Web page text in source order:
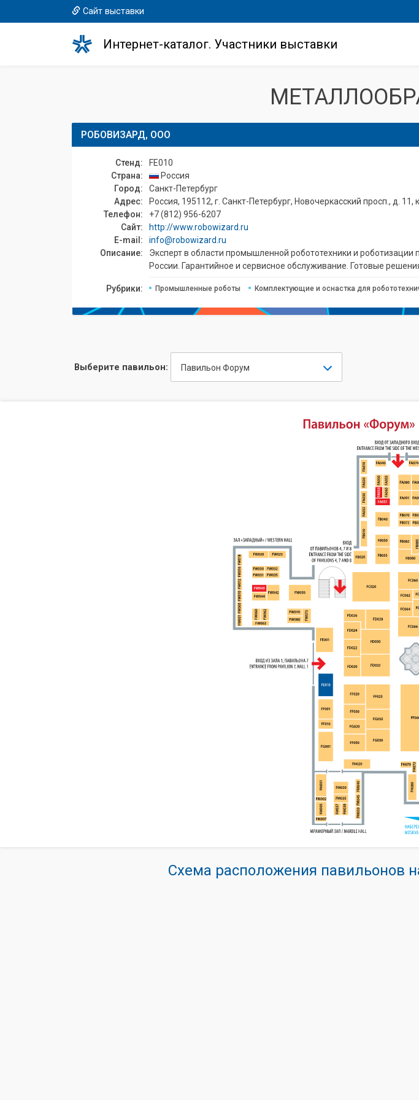
Сайт выставки
Интернет-каталог. Участники выставки
РОБОВИЗАРД, ООО
Стенд:
FE010
Страна:
Россия
Город:
Санкт-Петербург
Адрес:
Россия, 195112, г. Санкт-Петербург, Новочеркасский просп., д. 11,
Телефон:
+7 (812) 956-6207
Сайт:
http://www.robowizard.ru
E-mail:
info@robowizard.ru
Описание:
Эксперт в области промышленной робототехники и
России. Гарантийное и сервисное обслуживание. Готовые
Рубрики: Промышленные роботы Комплектующие и оснастка для
Выберите павильон: Павильон Форум
Схема расположения павильонов